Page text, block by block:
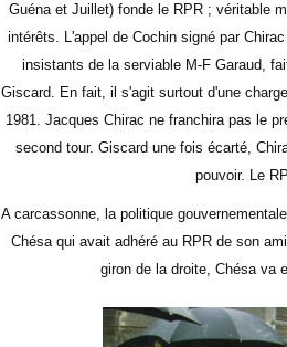
Guéna et Juillet) fonde le RPR ; véritable
intérêts. L'appel de Cochin signé par
insistants de la serviable M-F Garaud,
Giscard. En fait, il s'agit surtout d'une
1981. Jacques Chirac ne franchira pas le
second tour. Giscard une fois écarté,
pouvoir. Le
A carcassonne, la politique
Chésa qui avait adhéré au RPR de son
giron de la droite, Chésa va